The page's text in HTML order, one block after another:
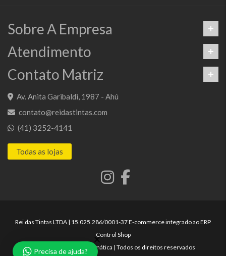
Precisa de ajuda?
Sobre A Empresa
Atendimento
Contato Matriz
Av. Anita Garibaldi, 1987 - Ahú
contato@reidastintas.com
(41) 3252-4141
Todas as lojas
Rei das Tintas LTDA | 15.025.286/0001-37 E-commerce integrado ao ERP
Control Shop
© 2025 Max Scalla Informática | Todos os direitos reservados